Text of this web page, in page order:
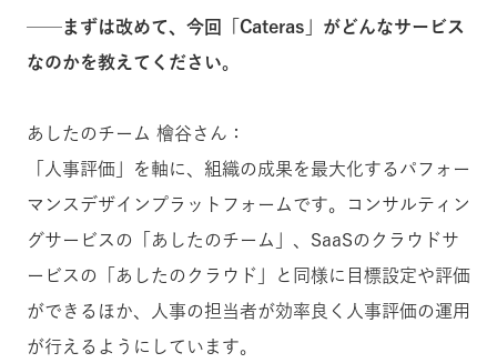
──まずは改めて、今回「Cateras」がどんなサービス
なのかを教えてください。
あしたのチーム 檜谷さん：
「人事評価」を軸に、組織の成果を最大化する パフォー
マンスデザイン プラットフォームです。コンサルティン
グサービスの「あしたのチーム」、SaaSのクラウドサ
ービスの「あしたのクラウド」と同様に目標設定や評価
ができるほか、人事の担当者が効率良く人事評価の運用
が行えるようにしています。